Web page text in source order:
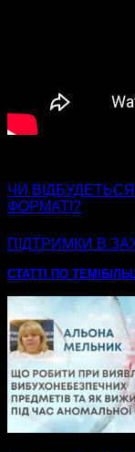
ЧИ
ФОРМАТІ?
ПІДТРИМКИ В
СТАТТІ ПО ТЕМІ